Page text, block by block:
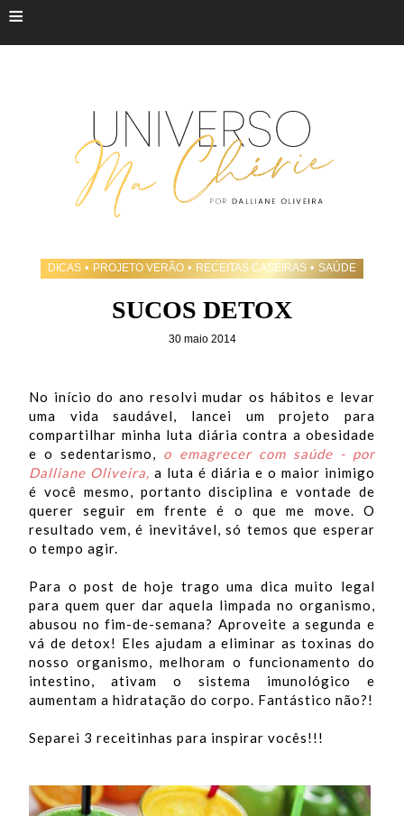
≡
DICAS • PROJETO VERÃO • RECEITAS CASEIRAS • SAÚDE
SUCOS DETOX
30 maio 2014
No início do ano resolvi mudar os hábitos e levar
uma vida saudável, lancei um projeto para
compartilhar minha luta diária contra a obesidade
e o sedentarismo, o emagrecer com saúde - por
Dalliane Oliveira, a luta é diária e o maior inimigo
é você mesmo, portanto disciplina e vontade de
querer seguir em frente é o que me move. O
resultado vem, é inevitável, só temos que esperar
o tempo agir.
Para o post de hoje trago uma dica muito legal
para quem quer dar aquela limpada no organismo,
abusou no fim-de-semana? Aproveite a segunda e
vá de detox! Eles ajudam a eliminar as toxinas do
nosso organismo, melhoram o funcionamento do
intestino, ativam o sistema imunológico e
aumentam a hidratação do corpo. Fantástico não?!
Separei 3 receitinhas para inspirar vocês!!!